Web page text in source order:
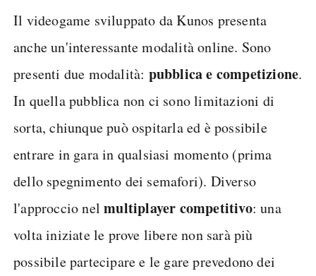
Il videogame sviluppato da Kunos presenta
anche un'interessante modalità online. Sono
presenti due modalità: pubblica e competizione.
In quella pubblica non ci sono limitazioni di
sorta, chiunque può ospitarla ed è possibile
entrare in gara in qualsiasi momento (prima
dello spegnimento dei semafori). Diverso
l'approccio nelmultiplayer competitivo: una
volta iniziate le prove libere non sarà più
possibile partecipare e le gare prevedono dei